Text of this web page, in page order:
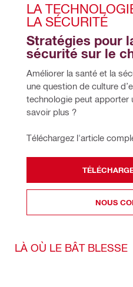
LA
LA SÉCURITÉ
Stratégies pour
sécurité sur le
Améliorer la santé et la
une question de culture
technologie peut apporter
savoir plus ?
Téléchargez l'article
NOUS
LÀ OÙ LE BÂT BLESSE